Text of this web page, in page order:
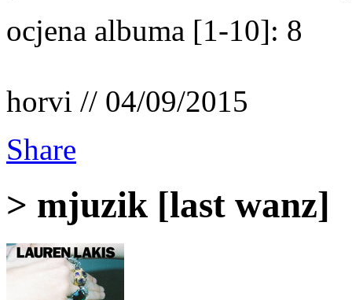
ocjena albuma [1-10]: 8
horvi // 04/09/2015
Share
> mjuzik [last wanz]